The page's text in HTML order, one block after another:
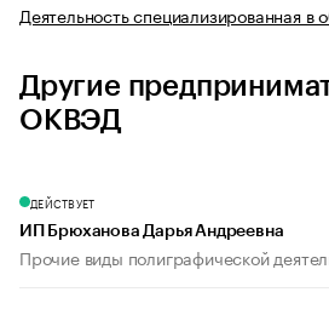
Деятельность специализированная в
Другие
ОКВЭД
ДЕЙСТВУЕТ
ИП Брюханова Дарья Андреевна
Прочие виды полиграфической